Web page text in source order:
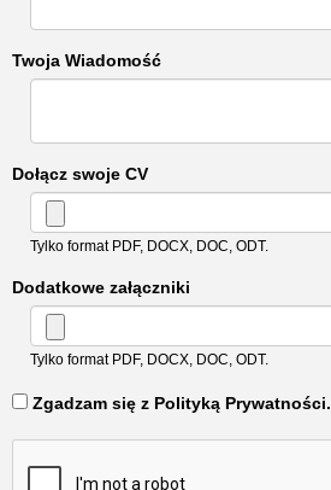
Twoja Wiadomość
Dołącz swoje CV
Tylko format PDF, DOCX, DOC, ODT.
Dodatkowe załączniki
Tylko format PDF, DOCX, DOC, ODT.
‏‏‎ ‎Zgadzam się z Polityką Prywatności.